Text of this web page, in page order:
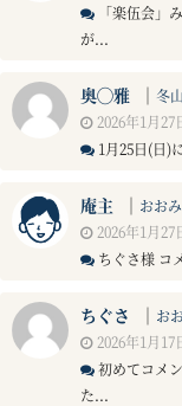
「楽伍会」
が...
奥◯雅 ｜ 冬
2026年1月27
1月25日(日)
庵主 ｜ おお
2026年1月27
ちぐさ様 コ
ちぐさ ｜ お
2026年1月17
初めてコメ
た...